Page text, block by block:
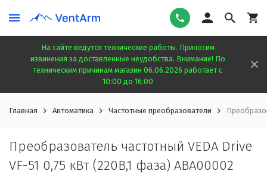
На сайте ведутся технические работы. Приносим
извинения за доставленные неудобства. Внимание! По
техническим причинам магазин 06.06.2026 работает с
10:00 до 16:00
Главная Автоматика Частотные преобразователи
Преобразователь частотный VEDA Drive
VF-51 0,75 кВт (220В,1 фаза) ABA00002